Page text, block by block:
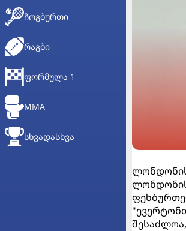
ᲩᲝᲒᲑᲣᲠᲗᲘ
ᲠᲐᲒᲑᲘ
ᲤᲝᲠᲛᲣᲚᲐ 1
MMA
ᲡᲮᲕᲐᲓᲐᲡᲮᲕᲐ
ლონდონის
ლონდონის